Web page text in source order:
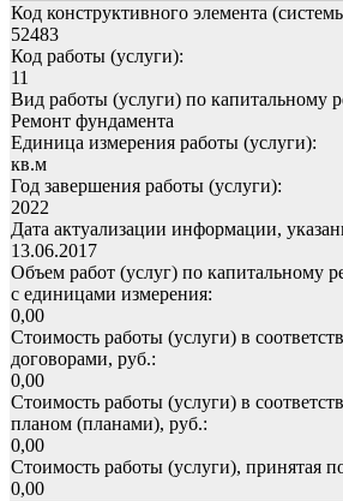
Код конструктивного элемента
52483
Код работы (услуги):
11
Вид работы (услуги) по капитальному
Ремонт фундамента
Единица измерения работы (услуги):
кв.м
Год завершения работы (услуги):
2022
Дата актуализации информации,
13.06.2017
Объем работ (услуг) по капитальному
с единицами измерения:
0,00
Стоимость работы (услуги) в
договорами, руб.:
0,00
Стоимость работы (услуги) в
планом (планами), руб.:
0,00
Стоимость работы (услуги), принятая
0,00